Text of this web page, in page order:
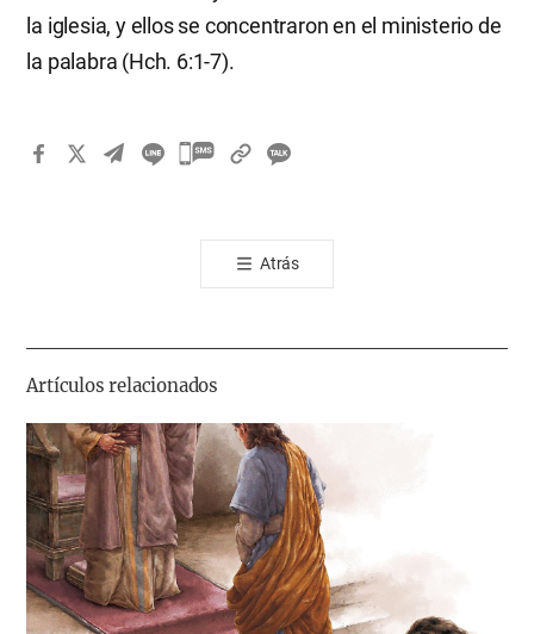
la iglesia, y ellos se concentraron en el ministerio de
la palabra (Hch. 6:1-7).
카
톡
공
기
Atrás
Artículos relacionados